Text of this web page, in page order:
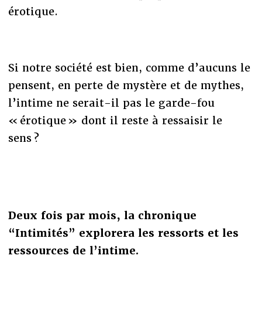
érotique.
Si notre société est bien, comme d’aucuns le
pensent, en perte de mystère et de mythes,
l’intime ne serait-il pas le garde-fou
« érotique » dont il reste à ressaisir le
sens ?
Deux fois par mois, la chronique
“Intimités” explorera les ressorts et les
ressources de l’intime.